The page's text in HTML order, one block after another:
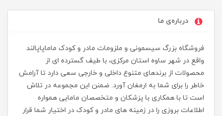
درباره‌ی ما
فروشگاه بزرگ سیسمونی و ملزومات مادر و کودک ماماپاپالند
واقع در شهر ساوه استان مرکزی، با طیف گسترده ای از
محصولات از برندهای متنوع داخلی و خارجی سعی دارد تا آرامش
خاطر را برای شما به ارمغان آورد. ضمنن این مجموعه در تلاش
است تا با همکاری با پزشکان و متخصصان مامایی همواره
اطلاعات بروزی را در زمینه های مادر و کودک در اختیار شما قرار